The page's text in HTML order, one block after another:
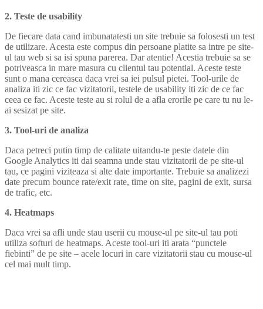
2. Teste de usability
De fiecare data cand imbunatatesti un site trebuie sa folosesti un test
de utilizare. Acesta este compus din persoane platite sa intre pe site-
ul tau web si sa isi spuna parerea. Dar atentie! Acestia trebuie sa se
potriveasca in mare masura cu clientul tau potential. Aceste teste
sunt o mana cereasca daca vrei sa iei pulsul pietei. Tool-urile de
analiza iti zic ce fac vizitatorii, testele de usability iti zic de ce fac
ceea ce fac. Aceste teste au si rolul de a afla erorile pe care tu nu le-
ai sesizat pe site.
3. Tool-uri de analiza
Daca petreci putin timp de calitate uitandu-te peste datele din
Google Analytics iti dai seamna unde stau vizitatorii de pe site-ul
tau, ce pagini viziteaza si alte date importante. Trebuie sa analizezi
date precum bounce rate/exit rate, time on site, pagini de exit, sursa
de trafic, etc.
4. Heatmaps
Daca vrei sa afli unde stau userii cu mouse-ul pe site-ul tau poti
utiliza softuri de heatmaps. Aceste tool-uri iti arata “punctele
fiebinti” de pe site – acele locuri in care vizitatorii stau cu mouse-ul
cel mai mult timp.